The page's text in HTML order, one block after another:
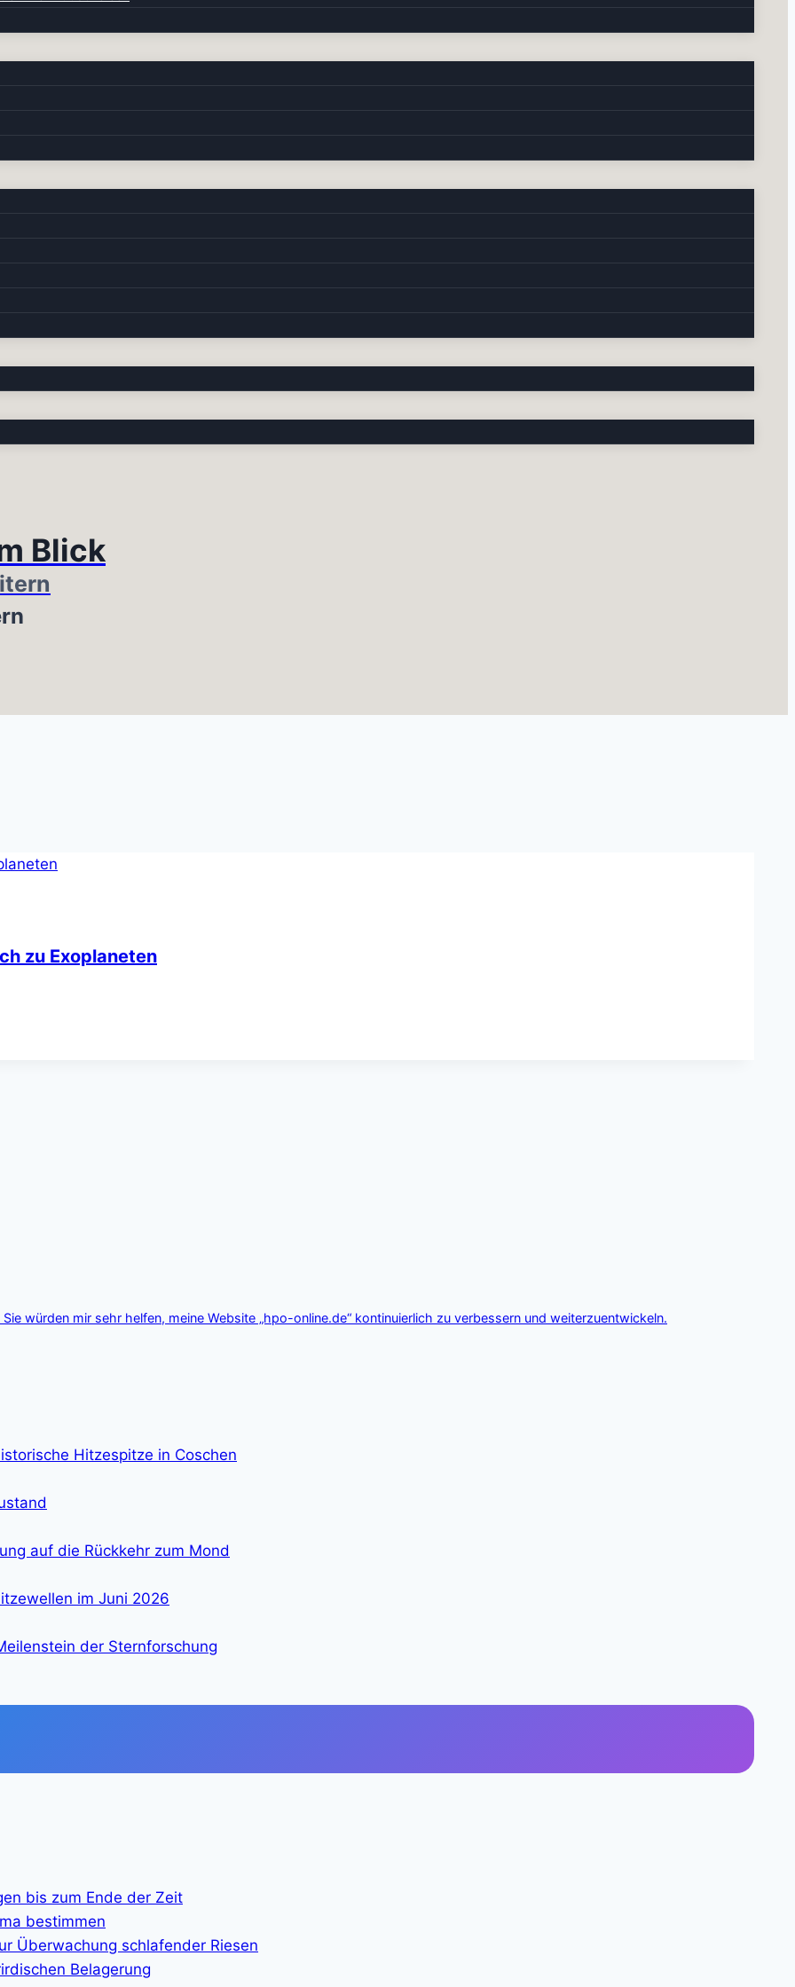
Blick
zu Exoplaneten
würden mir sehr helfen, meine Website „hpo-online.de“ kontinuierlich zu verbessern und weiterzuentwickeln.
Hitzespitze in Coschen
auf die Rückkehr zum Mond
im Juni 2026
der Sternforschung
bis zum Ende der Zeit
bestimmen
Überwachung schlafender Riesen
Belagerung